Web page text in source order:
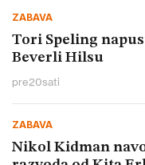
ZABAVA
Tori Speling
Beverli Hilsu
pre20sati
ZABAVA
Nikol Kidman